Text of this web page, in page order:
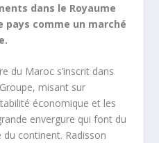
dans le Royaume
pays comme un marché
du Maroc s’inscrit dans
misant sur
économique et les
envergure qui font du
continent. Radisson